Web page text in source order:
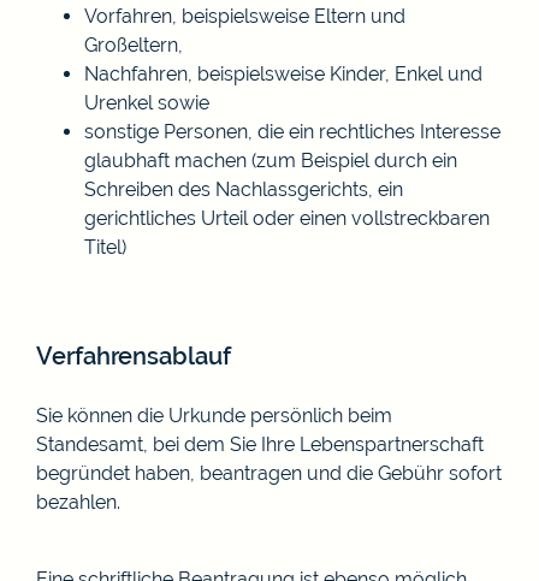
Vorfahren, beispielsweise Eltern und
Großeltern,
Nachfahren, beispielsweise Kinder, Enkel und
Urenkelsowie
sonstige Personen, die ein rechtliches Interesse
glaubhaft machen (zum Beispiel durch ein
Schreiben des Nachlassgerichts, ein
gerichtliches Urteil oder einen vollstreckbaren
Titel)
Verfahrensablauf
Sie können die Urkunde persönlich beim
Standesamt, bei dem Sie Ihre Lebenspartnerschaft
begründet haben, beantragen und die Gebühr sofort
bezahlen.